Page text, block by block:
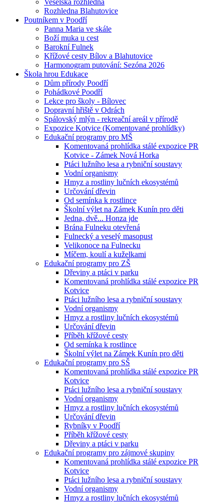
Veselská rozhledna
Rozhledna Blahutovice
Poutníkem v Poodří
Panna Maria ve skále
Boží muka u cest
Barokní Fulnek
Křížové cesty Bílov a Blahutovice
Harmonogram putování: Sezóna 2026
Škola hrou Edukace
Dům přírody Poodří
Pohádkové Poodří
Lekce pro školy - Bílovec
Dopravní hřiště v Odrách
Spálovský mlýn - rekreační areál v přírodě
Expozice Kotvice (Komentované prohlídky)
Edukační programy pro MŠ
Komentovaná prohlídka stálé expozice PR
Kotvice - Zámek Nová Horka
Ptáci lužního lesa a rybniční soustavy
Vodní organismy
Hmyz a rostliny lučních ekosystémů
Určování dřevin
Od semínka k rostlince
Školní výlet na Zámek Kunín pro děti
Jedna, dvě... Honza jde
Brána Fulneku otevřená
Fulnecký a veselý masopust
Velikonoce na Fulnecku
Míčem, koulí a kuželkami
Edukační programy pro ZŠ
Dřeviny a ptáci v parku
Komentovaná prohlídka stálé expozice PR
Kotvice
Ptáci lužního lesa a rybniční soustavy
Vodní organismy
Hmyz a rostliny lučních ekosystémů
Určování dřevin
Příběh křížové cesty
Od semínka k rostlince
Školní výlet na Zámek Kunín pro děti
Edukační programy pro SŠ
Komentovaná prohlídka stálé expozice PR
Kotvice
Ptáci lužního lesa a rybniční soustavy
Vodní organismy
Hmyz a rostliny lučních ekosystémů
Určování dřevin
Rybníky v Poodří
Příběh křížové cesty
Dřeviny a ptáci v parku
Edukační programy pro zájmové skupiny
Komentovaná prohlídka stálé expozice PR
Kotvice
Ptáci lužního lesa a rybniční soustavy
Vodní organismy
Hmyz a rostliny lučních ekosystémů